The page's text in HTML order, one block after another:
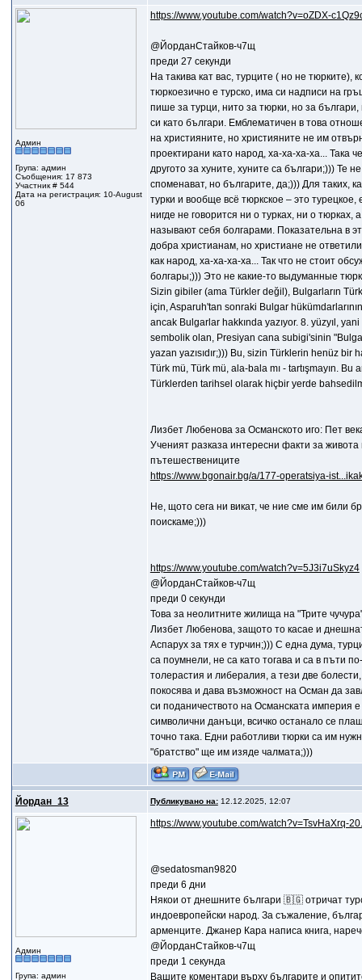
Админ
Група: админ
Съобщения: 17 873
Участник # 544
Дата на регистрация: 10-August
06
https://www.youtube.com/watch?v=oZDX-
@ЙорданСтайков-ч7щ
преди 27 секунди
На такива кат вас, турците ( но не тюрките),
тюркоезично е турско, има си надписи на
пише за турци, нито за тюрки, но за българи,
си като българи. Емблематичен в това
на християните, но християните не им
проектирани като народ, ха-ха-ха-ха... Така
другото за хуните, хуните са българи;))) Те
споменават, но българите, да;))) Для таких,
турки и вообще всё тюркское – это
нигде не говорится ни о турках, ни о тюрках,
называют себя болгарами. Показательна в
добра христианам, но христиане не
как народ, ха-ха-ха-ха... Так что не стоит
болгары;))) Это не какие-то выдуманные
Sizin gibiler (ama Türkler değil), Bulgarların
için, Asparuh'tan sonraki Bulgar
ancak Bulgarlar hakkında yazıyor. 8. yüzyıl,
sembolik olan, Presiyan cana subigi'sinin
yazan yazısıdır;))) Bu, sizin Türklerin henüz bir
Türk mü, Türk mü, ala-bala mı - tartışmayın.
Türklerden tarihsel olarak hiçbir yerde
Лизбет Любенова за Османското иго: Пет
Ученият разказа интересни факти за
пътешествениците
https://www.bgonair.bg/a/177-operatsiya-
Не, щото сега ни викат, че ние сме им били
поискаме;)))
https://www.youtube.com/watch?v=5J3i7uSkyz4
@ЙорданСтайков-ч7щ
преди 0 секунди
Това за неолитните жилища на "Трите
Лизбет Любенова, защото то касае и
Аспарух за тях е турчин;))) С една дума,
са поумнели, не са като тогава и са в пъти
толерастия и либералия, а тези две
покосява и дава възможност на Осман да
си поданичеството на Османската империя
символични данъци, всичко останало се
точно така. Едни работливи тюрки са им
"братство" ще им изяде чалмата;)))
Йордан_13 Публикувано на:12.12.2025, 12:07
Админ
Група: админ
https://www.youtube.com/watch?v=TsvHaXrq-
@sedatosman9820
преди 6 дни
Някои от днешните българи 🇧🇬 отричат
индоевропейски народ. За съжаление,
арменците. Джанер Кара написа книга,
@ЙорданСтайков-ч7щ
преди 1 секунда
Вашите коментари върху българите и